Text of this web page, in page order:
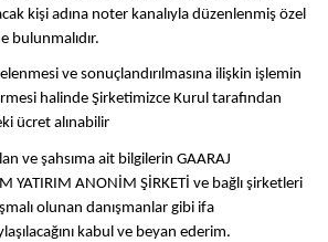
kişi adına noter kanalıyla düzenlenmiş özel
bulunmalıdır.
ve sonuçlandırılmasına ilişkin işlemin
halinde Şirketimizce Kurul tarafından
ücret alınabilir
ve şahsıma ait bilgilerin GAARAJ
YATIRIM ANONİM ŞİRKETİ ve bağlı şirketleri
olunan danışmanlar gibi ifa
kabul ve beyan ederim.